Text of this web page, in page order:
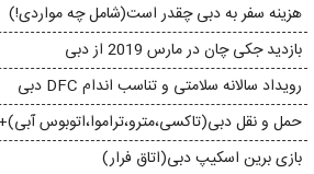
هزینه سفر به دبی چقدر است(شامل چه مواردی!)
بازدید جکی چان در مارس 2019 از دبی
رویداد سالانه سلامتی و تناسب اندام DFC دبی
حمل و نقل دبی(تاکسی،مترو،تراموا،اتوبوس
بازی برین اسکیپ دبی(اتاق فرار)